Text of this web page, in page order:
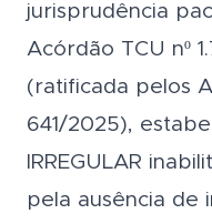
jurisprudência
Acórdão TCU nº
(ratificada pelos
641/2025),
IRREGULAR
pela ausência de